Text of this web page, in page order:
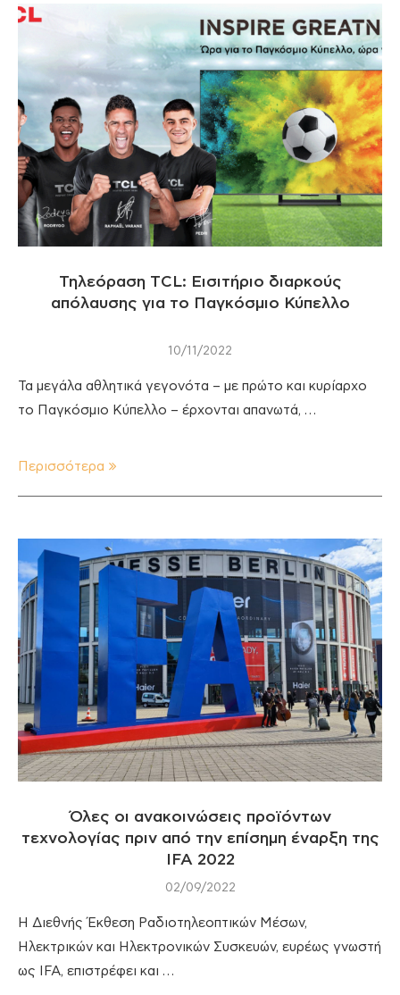
Τηλεόραση TCL: Εισιτήριο διαρκούς
απόλαυσης για το Παγκόσμιο Κύπελλο
10/11/2022
Τα μεγάλα αθλητικά γεγονότα – με πρώτο και κυρίαρχο
το Παγκόσμιο Κύπελλο – έρχονται απανωτά, …
Περισσότερα
Όλες οι ανακοινώσεις προϊόντων
τεχνολογίας πριν από την επίσημη έναρξη της
IFA 2022
02/09/2022
Η Διεθνής Έκθεση Ραδιοτηλεοπτικών Μέσων,
Ηλεκτρικών και Ηλεκτρονικών Συσκευών, ευρέως γνωστή
ως IFA, επιστρέφει και …